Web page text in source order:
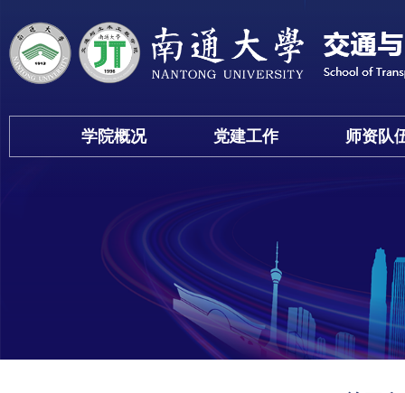
学院概况 党建工作 师资队